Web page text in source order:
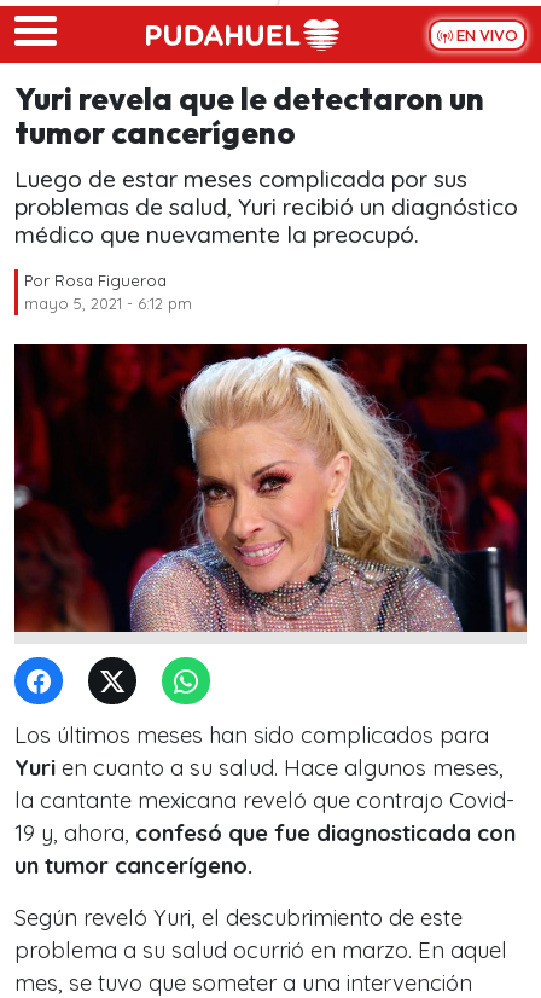
Skip to main content
EN VIVO
Yuri revela que le detectaron un
tumor cancerígeno
Luego de estar meses complicada por sus
problemas de salud, Yuri recibió un diagnóstico
médico que nuevamente la preocupó.
Por Rosa Figueroa
mayo 5, 2021 - 6:12 pm
Los últimos meses han sido complicados para
Yuri en cuanto a su salud. Hace algunos meses,
la cantante mexicana reveló que contrajo Covid-
19 y, ahora, confesó que fue diagnosticada con
un tumor cancerígeno.
Según reveló Yuri, el descubrimiento de este
problema a su salud ocurrió en marzo. En aquel
mes, se tuvo que someter a una intervención